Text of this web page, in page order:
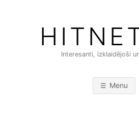
Interesanti, izklaidējoši
Menu